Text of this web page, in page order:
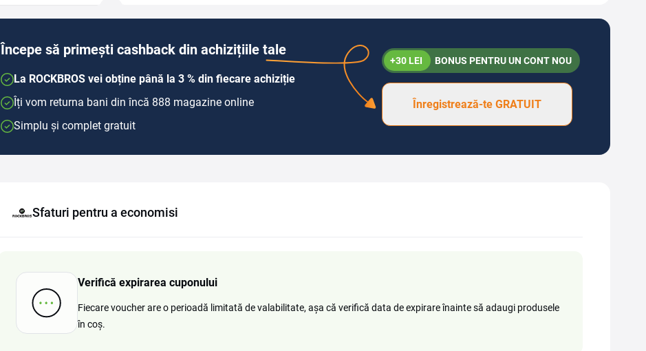
Începe să primești cashback din achizițiile tale
La ROCKBROS vei obține până la 3 % din fiecare achiziție
Îți vom returna bani din încă 888 magazine online
Simplu și complet gratuit
+30 LEI BONUS PENTRU UN CONT NOU
Înregistrează-te GRATUIT
Sfaturi pentru a economisi
Verifică expirarea cuponului
Fiecare voucher are o perioadă limitată de valabilitate, așa că verifică data de expirare înainte să adaugi produsele
în coș.